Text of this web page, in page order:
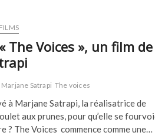
The Voices », un film de
Marjane Satrapi The voices
à Marjane Satrapi, la réalisatrice de
aux prunes, pour qu’elle se
? The Voices commence comme une…